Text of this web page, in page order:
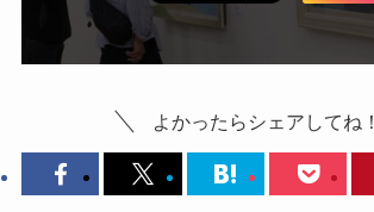
よかったらシェアしてね！